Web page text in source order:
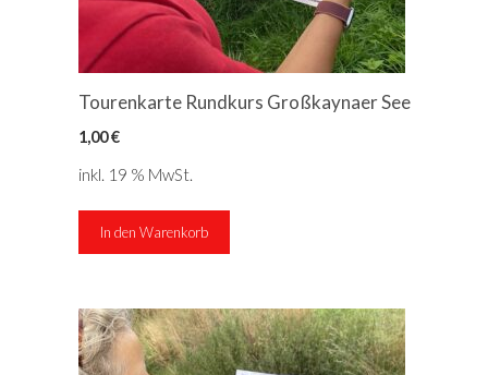
Tourenkarte Rundkurs Großkaynaer See
1,00€
inkl. 19 % MwSt.
In den Warenkorb